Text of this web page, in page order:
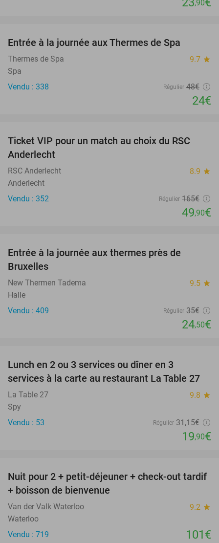
,90
Entrée à la journée aux Thermes de Spa
Thermes de Spa 9.7 star
Spa
Vendu : 338
Régulier 48€
24€
70%
Ticket VIP pour un match au choix du RSC
Anderlecht
RSC Anderlecht 8.9 star
Anderlecht
Vendu : 352
Régulier 165€
49,90€
Entrée à la journée aux thermes près de
Bruxelles
New Thermen Tadema 9.5 star
Halle
Vendu : 409
Régulier 35€
24,50€
Lunch en 2 ou 3 services ou dîner en 3
services à la carte au restaurant La Table 27
La Table 27 9.8 star
Spy
Vendu : 53
Régulier 31,15€
19,90€
Nuit pour 2 + petit-déjeuner + check-out tardif
+ boisson de bienvenue
Van der Valk Waterloo 9.2 star
Waterloo
Vendu : 719
101€